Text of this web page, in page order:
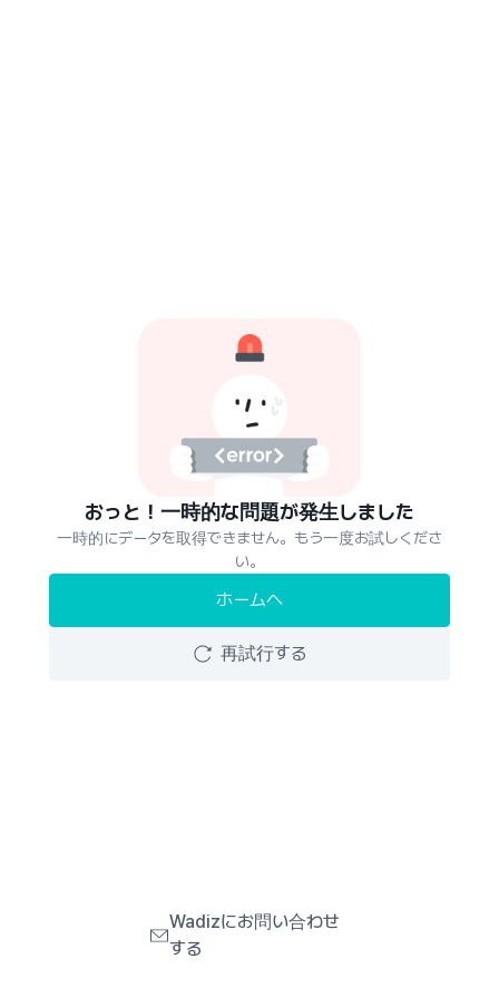
おっと！一時的な問題が発生しました
一時的にデータを取得できません。もう一度お試しくださ
い。
ホームへ
再試行する
Wadizにお問い合わせ
する